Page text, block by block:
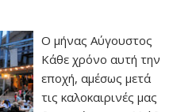
Ο μήνας Αύγουστος
Κάθε χρόνο αυτή την
εποχή, αμέσως μετά
τις καλοκαιρινές μας